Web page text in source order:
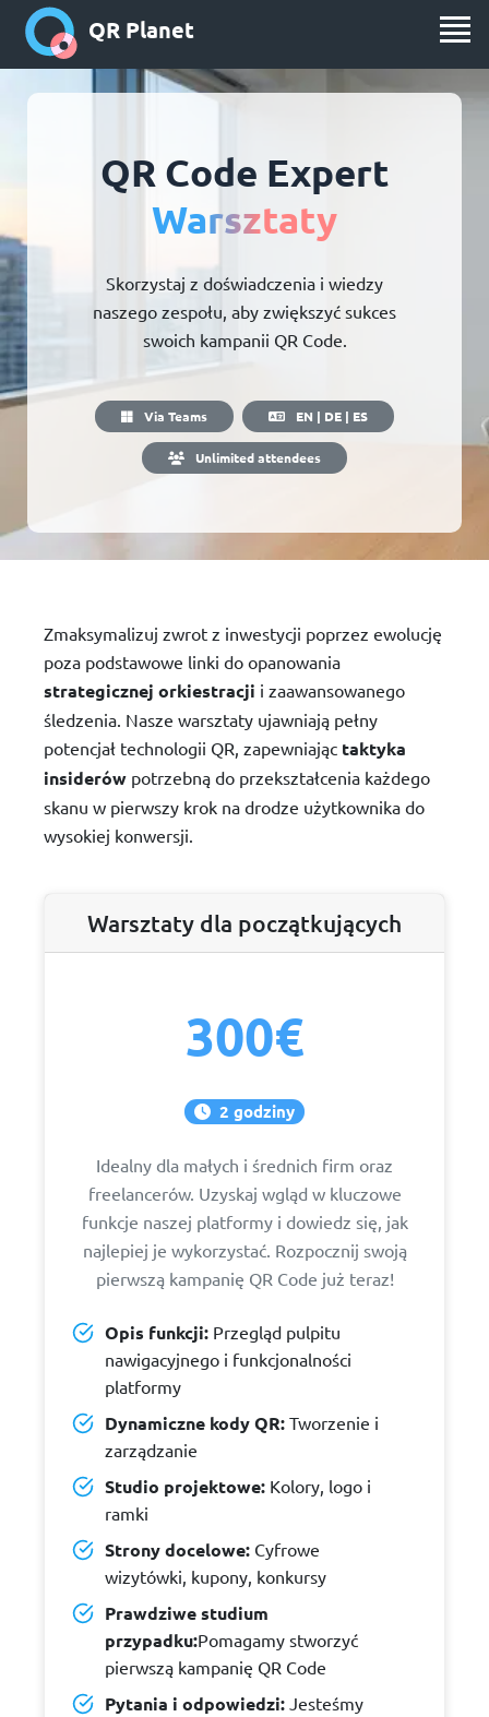
QR Planet
QR Code Expert
Warsztaty
Skorzystaj z doświadczenia i wiedzy
naszego zespołu, aby zwiększyć sukces
swoich kampanii QR Code.
Via Teams EN | DE | ES
Unlimited attendees
Zmaksymalizuj zwrot z inwestycji poprzez ewolucję
poza podstawowe linki do opanowania
strategicznej orkiestracji i zaawansowanego
śledzenia. Nasze warsztaty ujawniają pełny
potencjał technologii QR, zapewniając taktyka
insiderów potrzebną do przekształcenia każdego
skanu w pierwszy krok na drodze użytkownika do
wysokiej konwersji.
Warsztaty dla początkujących
300€
2 godziny
Idealny dla małych i średnich firm oraz
freelancerów. Uzyskaj wgląd w kluczowe
funkcje naszej platformy i dowiedz się, jak
najlepiej je wykorzystać. Rozpocznij swoją
pierwszą kampanię QR Code już teraz!
Opis funkcji: Przegląd pulpitu
nawigacyjnego i funkcjonalności
platformy
Dynamiczne kody QR: Tworzenie i
zarządzanie
Studio projektowe: Kolory, logo i
ramki
Strony docelowe: Cyfrowe
wizytówki, kupony, konkursy
Prawdziwe studium
przypadku:Pomagamy stworzyć
pierwszą kampanię QR Code
Pytania i odpowiedzi: Jesteśmy